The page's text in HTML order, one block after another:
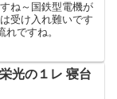
ね～国鉄型電機が
受け入れ難いです
ですね。
光の１レ 寝台